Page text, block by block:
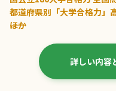
都道府県別「大学合格力」
――ほか
詳しい内容